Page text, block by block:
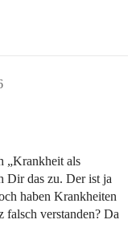
„Krankheit als
Dir das zu. Der ist ja
haben Krankheiten
falsch verstanden? Da